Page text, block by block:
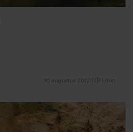
10 augustus 2012 1 min